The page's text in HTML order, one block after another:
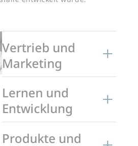
Vertrieb und
Marketing
Lernen und
Entwicklung
Produkte und